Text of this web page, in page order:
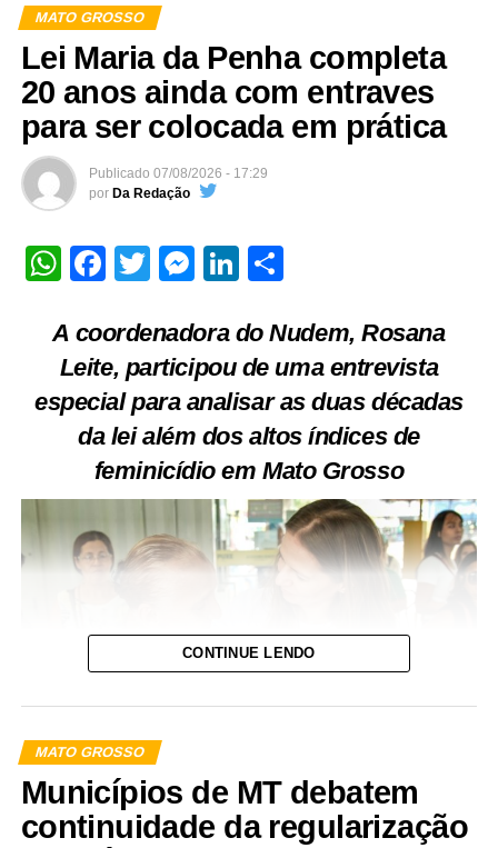
MATO GROSSO
Lei Maria da Penha completa
20 anos ainda com entraves
para ser colocada em prática
Publicado 07/08/2026 - 17:29
por Da Redação
WhatsApp
Facebook
TwitterMessenger
LinkedIn
A coordenadora do Nudem, Rosana
Leite, participou de uma entrevista
especial para analisar as duas décadas
da lei além dos altos índices de
feminicídio em Mato Grosso
Nesta sexta-feira (7), a Lei Maria da Penha (lei nº 11.340)
CONTINUE LENDO
MATO GROSSO
Municípios de MT debatem
continuidade da regularização